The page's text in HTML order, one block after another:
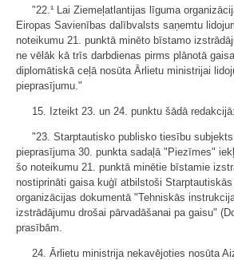
"22.¹ Lai Ziemeļatlantijas līguma
Eiropas Savienības dalībvalsts saņemtu
noteikumu 21. punktā minēto bīstamo
ne vēlāk kā trīs darbdienas pirms plānotā
diplomātiskā ceļā nosūta Ārlietu ministrijai
pieprasījumu."
15. Izteikt 23. un 24. punktu šādā redakcijā:
"23. Starptautisko publisko tiesību
pieprasījuma 30. punkta sadaļā "Piezīmes"
šo noteikumu 21. punktā minētie bīstamie
nostiprināti gaisa kuģī atbilstoši
organizācijas dokumentā "Tehniskās
izstrādājumu drošai pārvadāšanai pa gaisu"
prasībām.
24. Ārlietu ministrija nekavējoties nosūta